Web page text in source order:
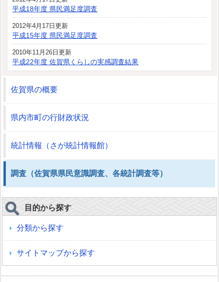
平成18年度 県民満足度調査
2012年4月17日更新
平成15年度 県民満足度調査
2010年11月26日更新
平成22年度 佐賀県くらしの実感調査結果
佐賀県の概要
県内市町の行財政状況
統計情報（さが統計情報館）
調査（佐賀県県民意識調査、各統計調査等）
目的から探す
分類から探す
サイトマップから探す